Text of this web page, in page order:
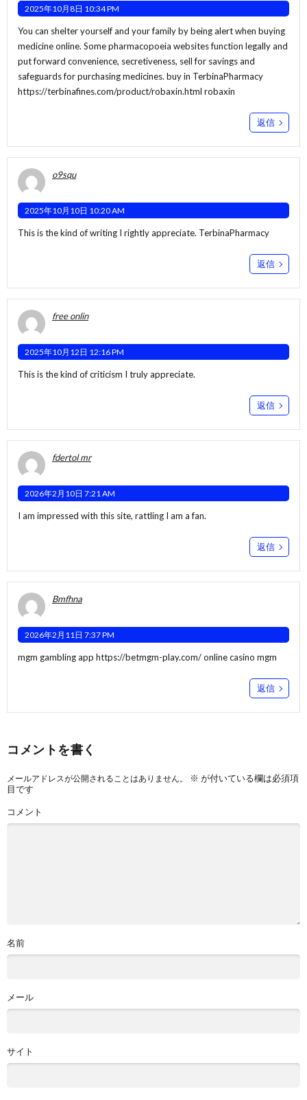
2025年10月8日 10:34 PM
You can shelter yourself and your family by being alert when buying
medicine online. Some pharmacopoeia websites function legally and
put forward convenience, secretiveness, sell for savings and
safeguards for purchasing medicines. buy in TerbinaPharmacy
https://terbinafines.com/product/robaxin.html robaxin
返信
o9squ
2025年10月10日 10:20 AM
This is the kind of writing I rightly appreciate. TerbinaPharmacy
返信
free onlin
2025年10月12日 12:16 PM
This is the kind of criticism I truly appreciate.
返信
fdertol mr
2026年2月10日 7:21 AM
I am impressed with this site, rattling I am a fan.
返信
Bmfhna
2026年2月11日 7:37 PM
mgm gambling app https://betmgm-play.com/online casino mgm
返信
コメントを書く
メールアドレスが公開されることはありません。 ※ が付いている欄は必須項
目です
コメント
名前
メール
サイト